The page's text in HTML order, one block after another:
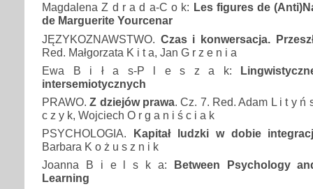
Magdalena Z d r a d a-C o k: Les figures de
de Marguerite Yourcenar
JĘZYKOZNAWSTWO. Czas i konwersacja.
Red. Małgorzata K i t a, Jan G r z e n i a
Ewa B i ł a s-P l e s z a k:
intersemiotycznych
PRAWO.Z dziejów prawa. Cz. 7. Red. Adam L i t y ń
c z y k, Wojciech O r g a n i ś c i a k
PSYCHOLOGIA. Kapitał ludzki w dobie
Barbara K o ż u s z n i k
Joanna B i e l s k a:
Between Psychology
Learning